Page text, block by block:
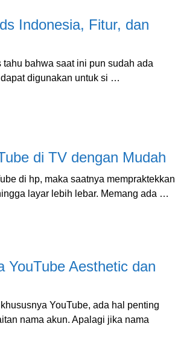
Indonesia, Fitur, dan
tahu bahwa saat ini pun sudah ada
digunakan untuk si …
di TV dengan Mudah
di hp, maka saatnya mempraktekkan
layar lebih lebar. Memang ada …
YouTube Aesthetic dan
YouTube, ada hal penting
nama akun. Apalagi jika nama